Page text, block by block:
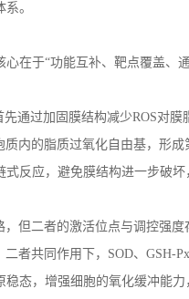
。
心在于“功能互补、靶点覆盖、
先通过加固膜结构减少ROS对膜
内的脂质过氧化自由基，形
反应，避免膜结构进一步破坏
，但二者的激活位点与调控强度
者共同作用下， SOD、 GSH-Px
稳态，增强细胞的氧化缓冲能